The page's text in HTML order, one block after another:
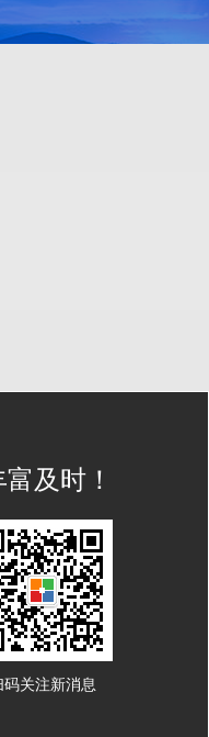
及时！
码关注新消息